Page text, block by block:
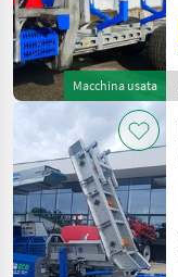
Macchina usata